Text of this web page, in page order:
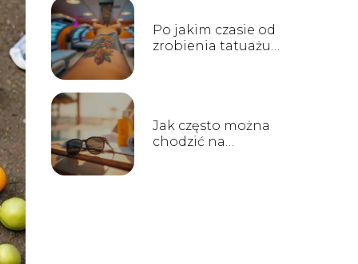
Po jakim czasie od
zrobienia tatuażu
Jak często można
chodzić na